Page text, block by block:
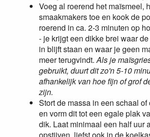
Voeg al roerend het maïsmeel,
smaakmakers toe en kook de
roerend in ca. 2-3 minuten op
- je krijgt een dikke brei waar
in blijft staan en waar je geen
meer terugvindt.Als je
gebruikt, duurt dit zo'n 5-10
afhankelijk van hoe fijn of grof
zijn.
Stort de massa in een schaal of
en vorm dit tot een egale plak
dik. Laat minimaal een half uur